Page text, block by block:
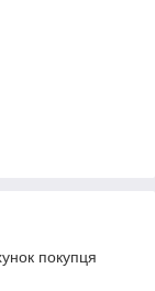
покупця